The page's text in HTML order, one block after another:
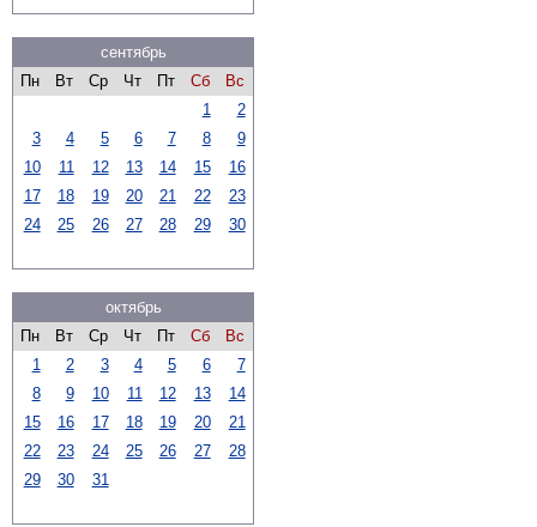
сентябрь
Пн
Вт Ср Чт Пт Сб
Вс
1
2
3
4 5 6 7 8
9
10
11 12 13 14 15
16
17
18 19 20 21 22
23
24
25 26 27 28 29 30
октябрь
Пн
Вт Ср Чт Пт Сб
Вс
1
2 3 4 5 6
7
8
9 10 11 12 13
14
15
16 17 18 19 20
21
22
23 24 25 26 27
28
29
30 31